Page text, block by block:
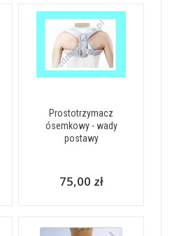
Prostotrzymacz
ósemkowy - wady
postawy
75,00 zł